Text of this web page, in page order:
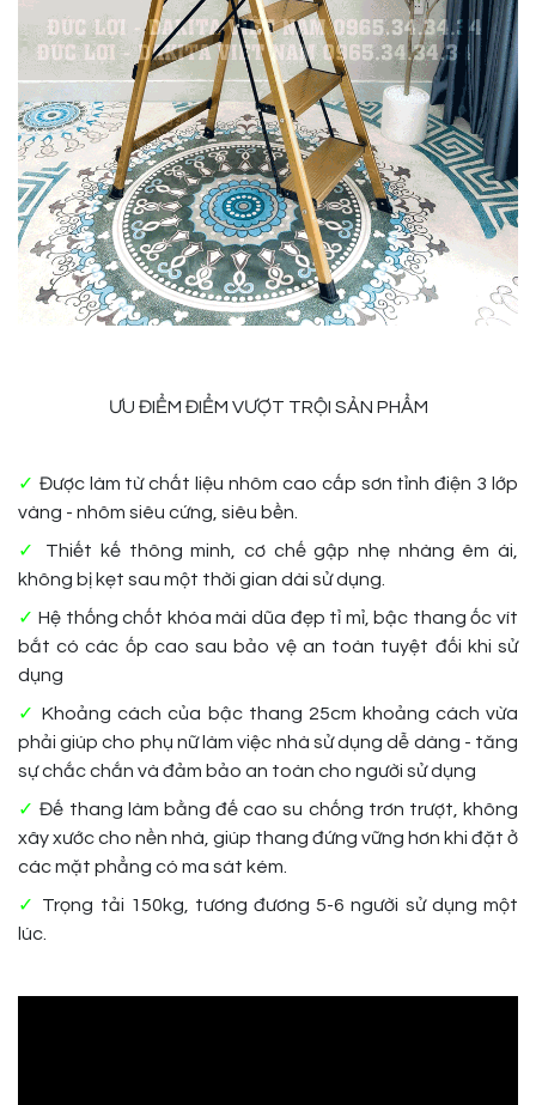
ƯU ĐIỂM ĐIỂM VƯỢT TRỘI SẢN PHẨM
✓ Được làm từ chất liệu nhôm cao cấp sơn tỉnh điện 3 lớp
vàng - nhôm siêu cứng, siêu bền.
✓
Thiết kế thông minh, cơ chế gập nhẹ nhàng êm ái,
không bị kẹt sau một thời gian dài sử dụng.
✓ Hệ thống chốt khóa mài dũa đẹp tỉ mỉ, bậc thang ốc vít
bắt có các ốp cao sau bảo vệ an toàn tuyệt đối khi sử
dụng
✓ Khoảng cách của bậc thang 25cm khoảng cách vừa
phải giúp cho phụ nữ làm việc nhà sử dụng dễ dàng - tăng
sự chắc chắn và đảm bảo an toàn cho người sử dụng
✓ Đế thang làm bằng đế cao su chống trơn trượt, không
xây xước cho nền nhà, giúp thang đứng vững hơn khi đặt ở
các mặt phẳng có ma sát kém.
✓
Trọng tải 150kg, tương đương 5-6 người sử dụng một
lúc.